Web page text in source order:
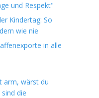
und Respekt"
Kindertag: So
wie nie
in alle
arm, wärst du
die